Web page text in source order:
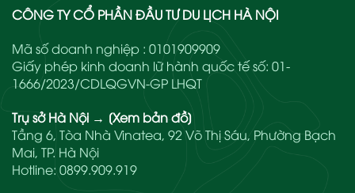
CÔNG TY CỔ PHẦN ĐẦU TƯ DU LỊCH HÀ NỘI
Mã số doanh nghiệp : 0101909909
Giấy phép kinh doanh lữ hành quốc tế số: 01-
1666/2023/CDLQGVN-GP LHQT
Trụ sở Hà Nội → [Xem bản đồ]
Tầng 6, Tòa Nhà Vinatea, 92 Võ Thị Sáu, Phường Bạch
Mai, TP. Hà Nội
Hotline: 0899.909.919